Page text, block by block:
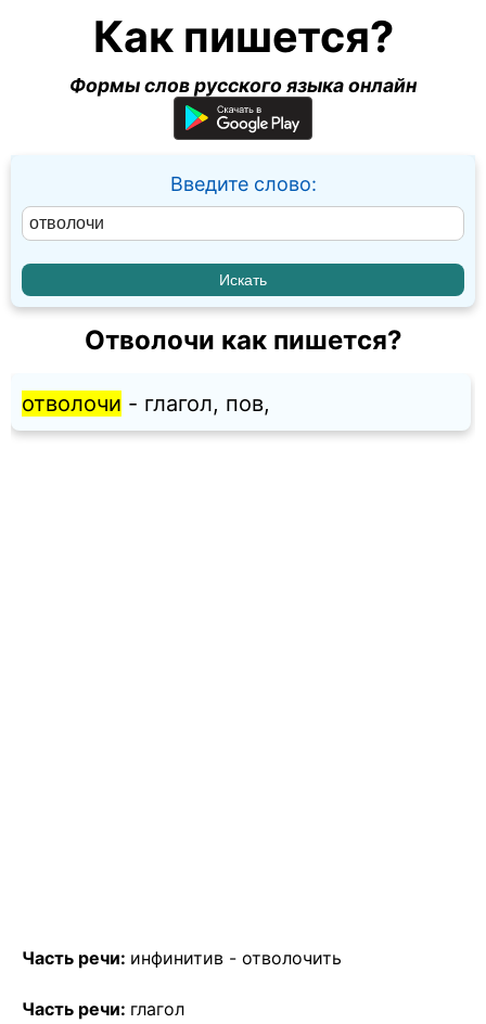
Как пишется?
Формы слов русского языка онлайн
Введите слово:
Отволочи как пишется?
отволочи - глагол, пов,
Часть речи: инфинитив - отволочить
Часть речи: глагол